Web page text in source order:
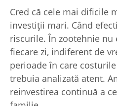
Cred că cele mai dificile
investiții mari. Când
riscurile. În zootehnie
fiecare zi, indiferent de
perioade în care
trebuia analizată atent.
reinvestirea continuă a